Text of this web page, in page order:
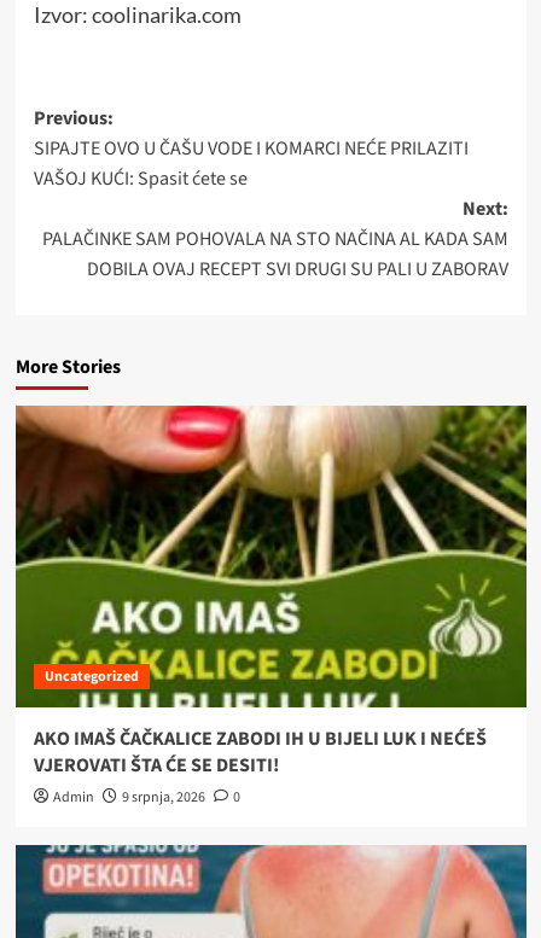
Izvor: coolinarika.com
Post
navigation
Previous:
SIPAJTE OVO U ČAŠU VODE I KOMARCI NEĆE PRILAZITI
VAŠOJ KUĆI: Spasit ćete se
Next:
PALAČINKE SAM POHOVALA NA STO NAČINA AL KADA SAM
DOBILA OVAJ RECEPT SVI DRUGI SU PALI U ZABORAV
More Stories
Uncategorized
AKO IMAŠ ČAČKALICE ZABODI IH U BIJELI LUK I NEĆEŠ
VJEROVATI ŠTA ĆE SE DESITI!
Admin 9 srpnja, 2026 0